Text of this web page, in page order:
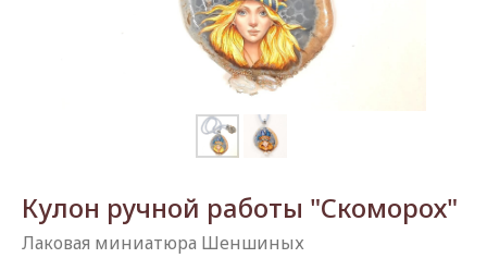
Кулон ручной работы "Скоморох"
Лаковая миниатюра Шеншиных